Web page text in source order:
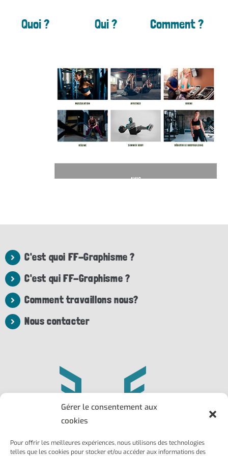
Gérer le consentement aux
cookies
Pour offrir les meilleures expériences, nous utilisons des technologies
telles que les cookies pour stocker et/ou accéder aux informations des
Quoi ? Qui ? Comment ?
C'est quoi FF-Graphisme ?
C'est qui FF-Graphisme ?
Comment travaillons nous?
Nous contacter
PhilippeFrédéric